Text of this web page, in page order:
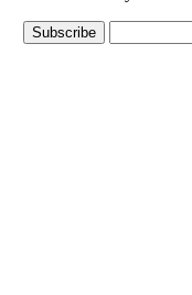
Subscribe